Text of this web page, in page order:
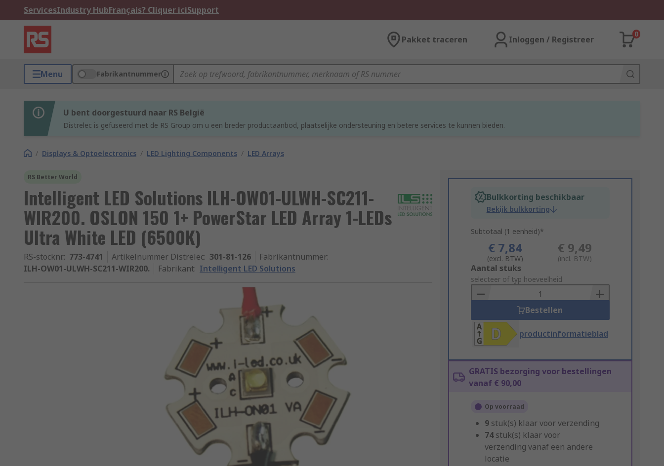
ServicesIndustry HubFrançais? Cliquer iciSupport
Pakket traceren Inloggen / Registreer
0
Menu Fabrikantnummer
U bent doorgestuurd naar RS België
Distrelec is gefuseerd met de RS Group om u een breder productaanbod, plaatselijke ondersteuning en betere services te kunnen bieden.
/ Displays & Optoelectronics / LED Lighting Components / LED Arrays
RS Better World
Intelligent LED Solutions ILH-OW01-ULWH-SC211-
WIR200. OSLON 150 1+ PowerStar LED Array 1-LEDs
Ultra White LED (6500K)
RS-stocknr.: 773-4741 Artikelnummer Distrelec: 301-81-126 Fabrikantnummer:
ILH-OW01-ULWH-SC211-WIR200.
Fabrikant: Intelligent LED Solutions
Bulkkorting beschikbaar
Bekijk bulkkorting
Subtotaal (1 eenheid)*
€ 7,84
(excl. BTW)
€ 9,49
(incl. BTW)
Add
to
Basket
Aantal stuks
selecteer of typ hoeveelheid
Bestellen
productinformatieblad
GRATIS bezorging voor bestellingen
vanaf € 90,00
Op voorraad
9 stuk(s) klaar voor verzending
74stuk(s) klaar voor
verzending vanaf een andere
locatie